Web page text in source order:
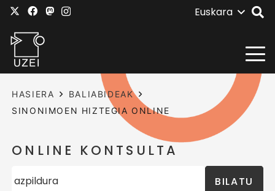
Euskara
HASIERA
BALIABIDEAK
SINONIMOEN HIZTEGIA ONLINE
ONLINE KONTSULTA
BILATU